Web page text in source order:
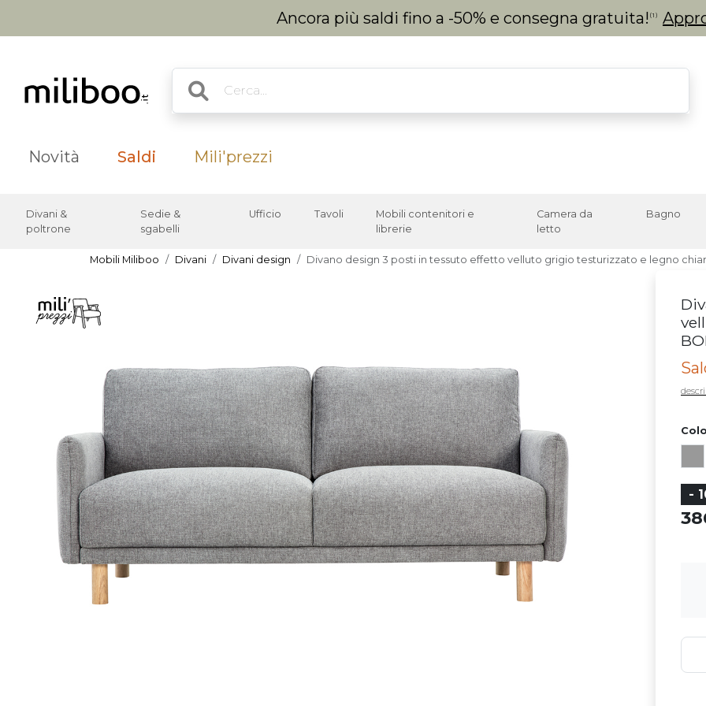
Ancora più saldi fino a -50% e consegna gratuita! (1)
Novità Saldi Mili'prezzi
Divani &
poltrone
Sedie &
sgabelli
Ufficio Tavoli
Mobili contenitori e
librerie
Camera da
letto
Bagno
Mobili Miliboo Divani Divani design Divano design 3 posti in tessuto effetto velluto grigio testurizzato e legno
-